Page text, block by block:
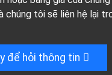
chúng tôi sẽ liên hệ lại
để hỏi thông tin